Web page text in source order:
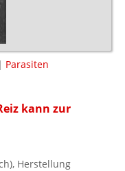
| Parasiten
kann zur
Herstellung